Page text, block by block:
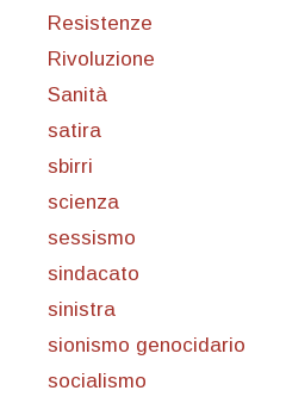
Resistenze
Rivoluzione
Sanità
satira
sbirri
scienza
sessismo
sindacato
sinistra
sionismo genocidario
socialismo